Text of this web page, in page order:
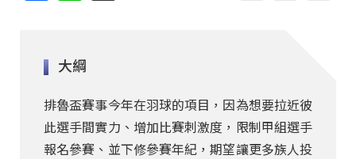
大綱
排魯盃賽事今年在羽球的項目，因為想要拉近彼
此選手間實力、增加比賽刺激度，限制甲組選手
報名參賽、並下修參賽年紀，期望讓更多族人投